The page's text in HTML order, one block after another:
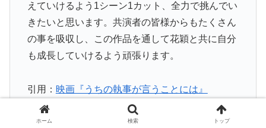
えていけるよう1シーン1カット、全力で挑んでい
きたいと思います。共演者の皆様からもたくさん
の事を吸収し、この作品を通して花穎と共に自分
も成長していけるよう頑張ります。
引用： 映画『うちの執事が言うことには』
ホーム 検索 トップ